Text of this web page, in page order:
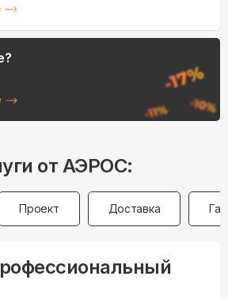
от АЭРОС:
Проект Доставка